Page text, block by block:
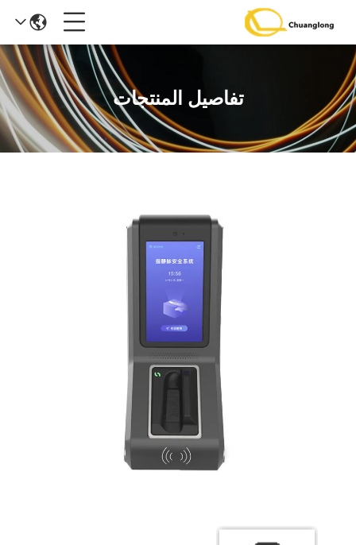
تفاصيل المنتجات